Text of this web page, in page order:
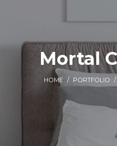
Mortal
HOME / PORTFOLIO /